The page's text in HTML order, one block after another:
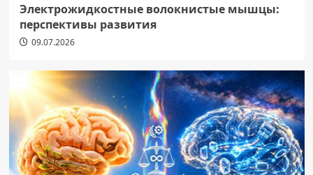
Электрожидкостные волокнистые мышцы:
перспективы развития
09.07.2026